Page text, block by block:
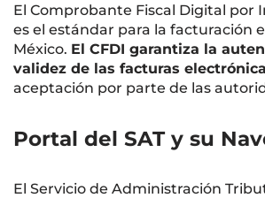
El Comprobante Fiscal Digital por
es el estándar para la facturación
México. El CFDI garantiza la
validez de las facturas
aceptación por parte de las
Portal del SAT y su
El Servicio de Administración